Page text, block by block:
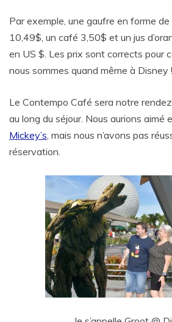
Par exemple, une gaufre en forme
10,49$, un café 3,50$ et un jus
en US $. Les prix sont corrects pour
nous sommes quand même à Disney !
Le Contempo Café sera notre
au long du séjour. Nous aurions aimé
Mickey’s , mais nous n’avons pas
réservation.